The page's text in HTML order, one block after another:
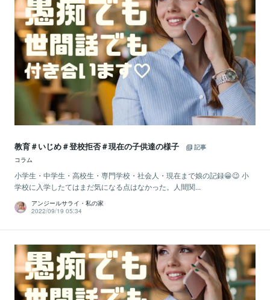
教育＃いじめ＃登校拒否＃現在の子供達の様子
記事
コラム
小学生・中学生・高校生・専門学校・社会人・現在まで娘の記録😀😉 小
学校に入学したてはまだ気になる点はなかった。人間関...
アンジールサライ・私の家
2022/09/19 05:34